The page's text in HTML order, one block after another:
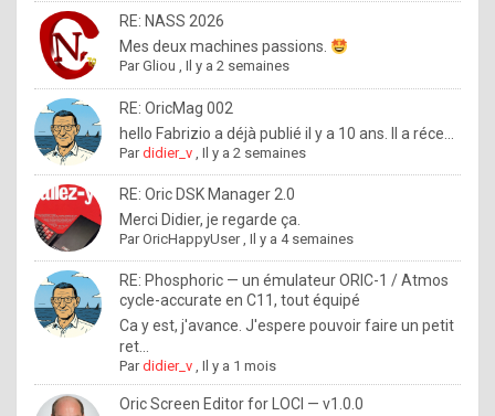
b
y
o
l
e
x
.
I
f
y
o
RE: NASS 2026
Mes deux machines passions.
ParGliou ,Il y a 2 semaines
RE: OricMag 002
hello Fabrizio a déjà publié il y a 10 ans. Il a réce...
Pardidier_v ,Il y a 2 semaines
RE: Oric DSK Manager 2.0
Merci Didier, je regarde ça.
ParOricHappyUser,Il y a 4 semaines
RE: Phosphoric — un émulateur ORIC-1 / Atmos
cycle-accurate en C11, tout équipé
Ca y est, j'avance. J'espere pouvoir faire un petit
ret...
Pardidier_v ,Il y a 1 mois
Oric Screen Editor for LOCI — v1.0.0